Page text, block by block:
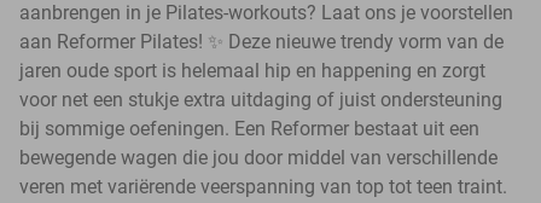
aanbrengen in je Pilates-workouts? Laat ons je voorstellen
aan Reformer Pilates! ✨ Deze nieuwe trendy vorm van de
jaren oude sport is helemaal hip en happening en zorgt
voor net een stukje extra uitdaging of juist ondersteuning
bij sommige oefeningen. Een Reformer bestaat uit een
bewegende wagen die jou door middel van verschillende
veren met variërende veerspanning van top tot teen traint.